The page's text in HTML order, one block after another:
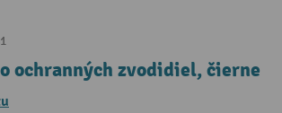
ochranných zvodidiel, čierne